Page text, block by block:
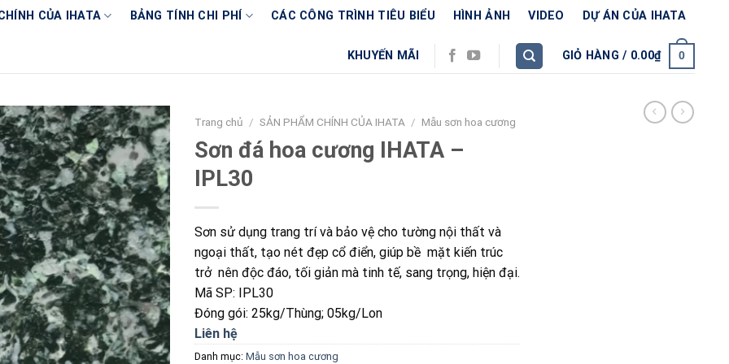
CỦA IHATA BẢNG TÍNH CHI PHÍ CÁC CÔNG TRÌNH TIÊU BIỂU HÌNH ẢNH VIDEO DỰ ÁN CỦA IHATA
KHUYẾN MÃI GIỎ HÀNG / 0.00₫ 0
Trang chủ / SẢN PHẨM CHÍNH CỦA IHATA / Mẫu sơn hoa cương
Sơn đá hoa cương IHATA –
IPL30
Sơn sử dụng trang trí và bảo vệ cho tường nội thất và
ngoại thất, tạo nét đẹp cổ điển, giúp bề mặt kiến trúc
trở nên độc đáo, tối giản mà tinh tế, sang trọng, hiện đại.
Mã SP: IPL30
Đóng gói: 25kg/Thùng; 05kg/Lon
Liên hệ
Danh mục: Mẫu sơn hoa cương